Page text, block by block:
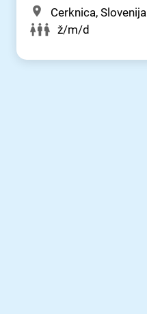
Cerknica, Slovenija
ž/m/d